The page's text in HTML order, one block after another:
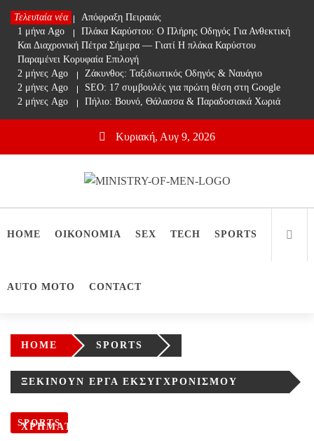
Skip
content
Τελευταία νέα
1 μήνα Ago
Απόφραξη Πειραιάς
1 μήνα Ago
Πλάκα Καρύστου: Ο Πλήρης Οδηγός Για Ανθεκτική
Και Διαχρονική Πέτρα Σήμερα — Γιατί Η πλάκα Καρύστου
Παραμένει Κορυφαία Επιλογή
2 μήνες Ago
Ζάκυνθος: Ταξιδιωτικός Οδηγός & Ναυάγιο
2 μήνες Ago
SEO: 17 συμβουλές για πρώτη θέση στη Google
2 μήνες Ago
Πήλιο: Βουνό, Θάλασσα & Παραδοσιακά Χωριά
Κυριακή, Αυγ 9, 2026
Ministry Of Men
HOME ΟΙΚΟΝΟΜΙΑ SEX TECH SPORTS
AUTO MOTO CONTACT
HOME SPORTS
ΞΕΚΙΝΟΎΝ ΈΡΓΑ ΕΚΣΥΓΧΡΟΝΙΣΜΟΎ
ΧΡΗΜΑΤΟΔΌΤΗΣΗ ΤΗΣ ΠΕΡΙΦΈΡΕΙΑΣ
SPORTS